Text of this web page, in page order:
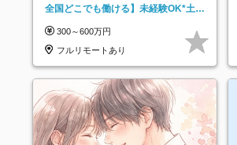
全国どこでも働ける】未経験OK*土日
300～600万円
フルリモートあり